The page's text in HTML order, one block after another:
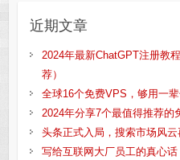
近期文章
2024年最新ChatGPT注册教
荐）
全球16个免费VPS，够用一辈
2024年分享7个最值得推荐的
头条正式入局，搜索市场风云
写给互联网大厂员工的真心话